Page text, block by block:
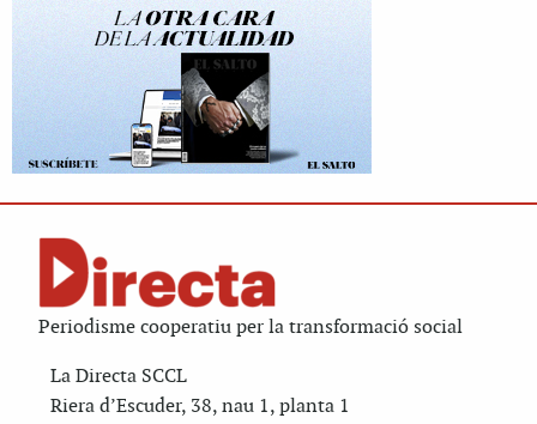
Periodisme cooperatiu per la transformació social
La Directa SCCL
Riera d’Escuder, 38, nau 1, planta 1